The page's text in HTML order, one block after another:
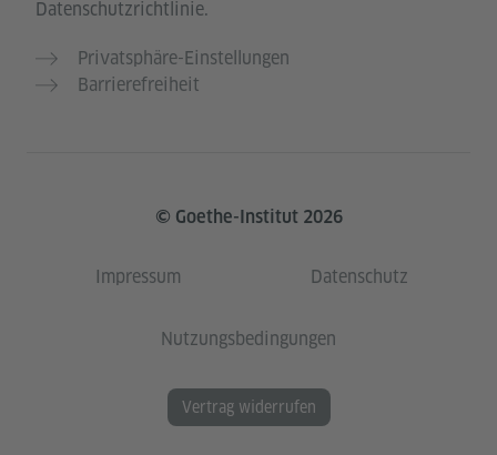
Datenschutzrichtlinie.
Privatsphäre-Einstellungen
Barrierefreiheit
© Goethe-Institut 2026
Impressum Datenschutz
Nutzungsbedingungen
Vertrag widerrufen